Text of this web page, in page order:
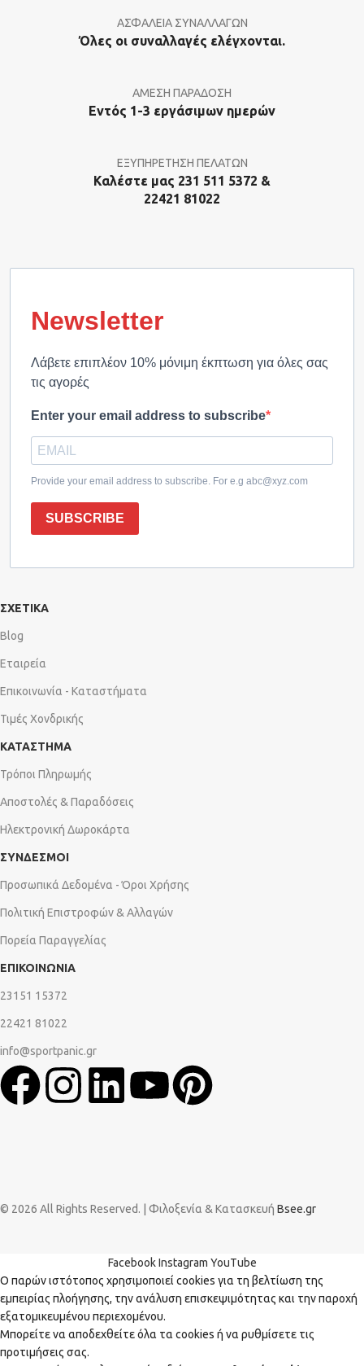
ΑΣΦΑΛΕΙΑ ΣΥΝΑΛΛΑΓΩΝ
Όλες οι συναλλαγές ελέγχονται.
ΑΜΕΣΗ ΠΑΡΑΔΟΣΗ
Εντός 1-3 εργάσιμων ημερών
ΕΞΥΠΗΡΕΤΗΣΗ ΠΕΛΑΤΩΝ
Καλέστε μας 231 511 5372 &
22421 81022
Newsletter
Λάβετε επιπλέον 10% μόνιμη έκπτωση για όλες σας
τις αγορές
Enter your email address to subscribe
Provide your email address to subscribe. For e.g abc@xyz.com
SUBSCRIBE
ΣΧΕΤΙΚΑ
Blog
Εταιρεία
Επικοινωνία - Καταστήματα
Τιμές Χονδρικής
ΚΑΤΑΣΤΗΜΑ
Τρόποι Πληρωμής
Αποστολές & Παραδόσεις
Ηλεκτρονική Δωροκάρτα
ΣΥΝΔΕΣΜΟΙ
Προσωπικά Δεδομένα - Όροι Χρήσης
Πολιτική Επιστροφών & Αλλαγών
Πορεία Παραγγελίας
ΕΠΙΚΟΙΝΩΝΙΑ
23151 15372
22421 81022
info@sportpanic.gr
© 2026 All Rights Reserved. | Φιλοξενία & Κατασκευή Bsee.gr
Facebook Instagram YouTube
Ο παρών ιστότοπος χρησιμοποιεί cookies για τη βελτίωση της
εμπειρίας πλοήγησης, την ανάλυση επισκεψιμότητας και την παροχή
εξατομικευμένου περιεχομένου.
Μπορείτε να αποδεχθείτε όλα τα cookies ή να ρυθμίσετε τις
προτιμήσεις σας.